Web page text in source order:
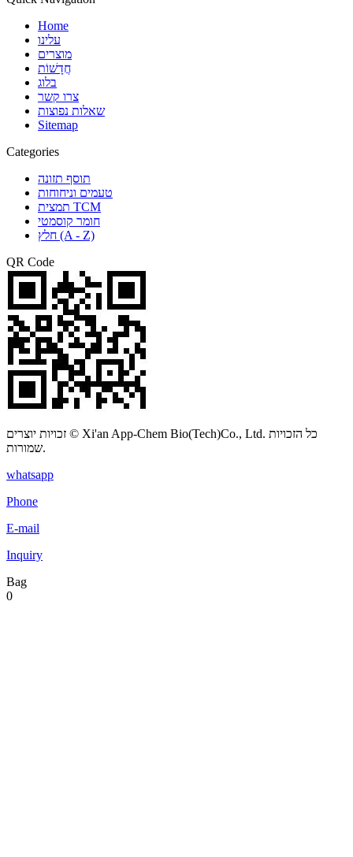
Home
עלינו
מוצרים
חֲדָשׁוֹת
בלוג
צרו קשר
שאלות נפוצות
Sitemap
Categories
תוסף תזונה
טעמים וניחוחות
תמצית TCM
חומר קוסמטי
חלץ (A - Z)
QR Code
זכויות יוצרים © Xi'an App-Chem Bio(Tech)Co., Ltd. כל הזכויות
שמורות.
whatsapp
Phone
E-mail
Inquiry
Bag
0